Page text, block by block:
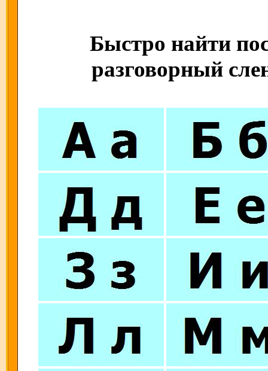
Быстро найти
разговорный